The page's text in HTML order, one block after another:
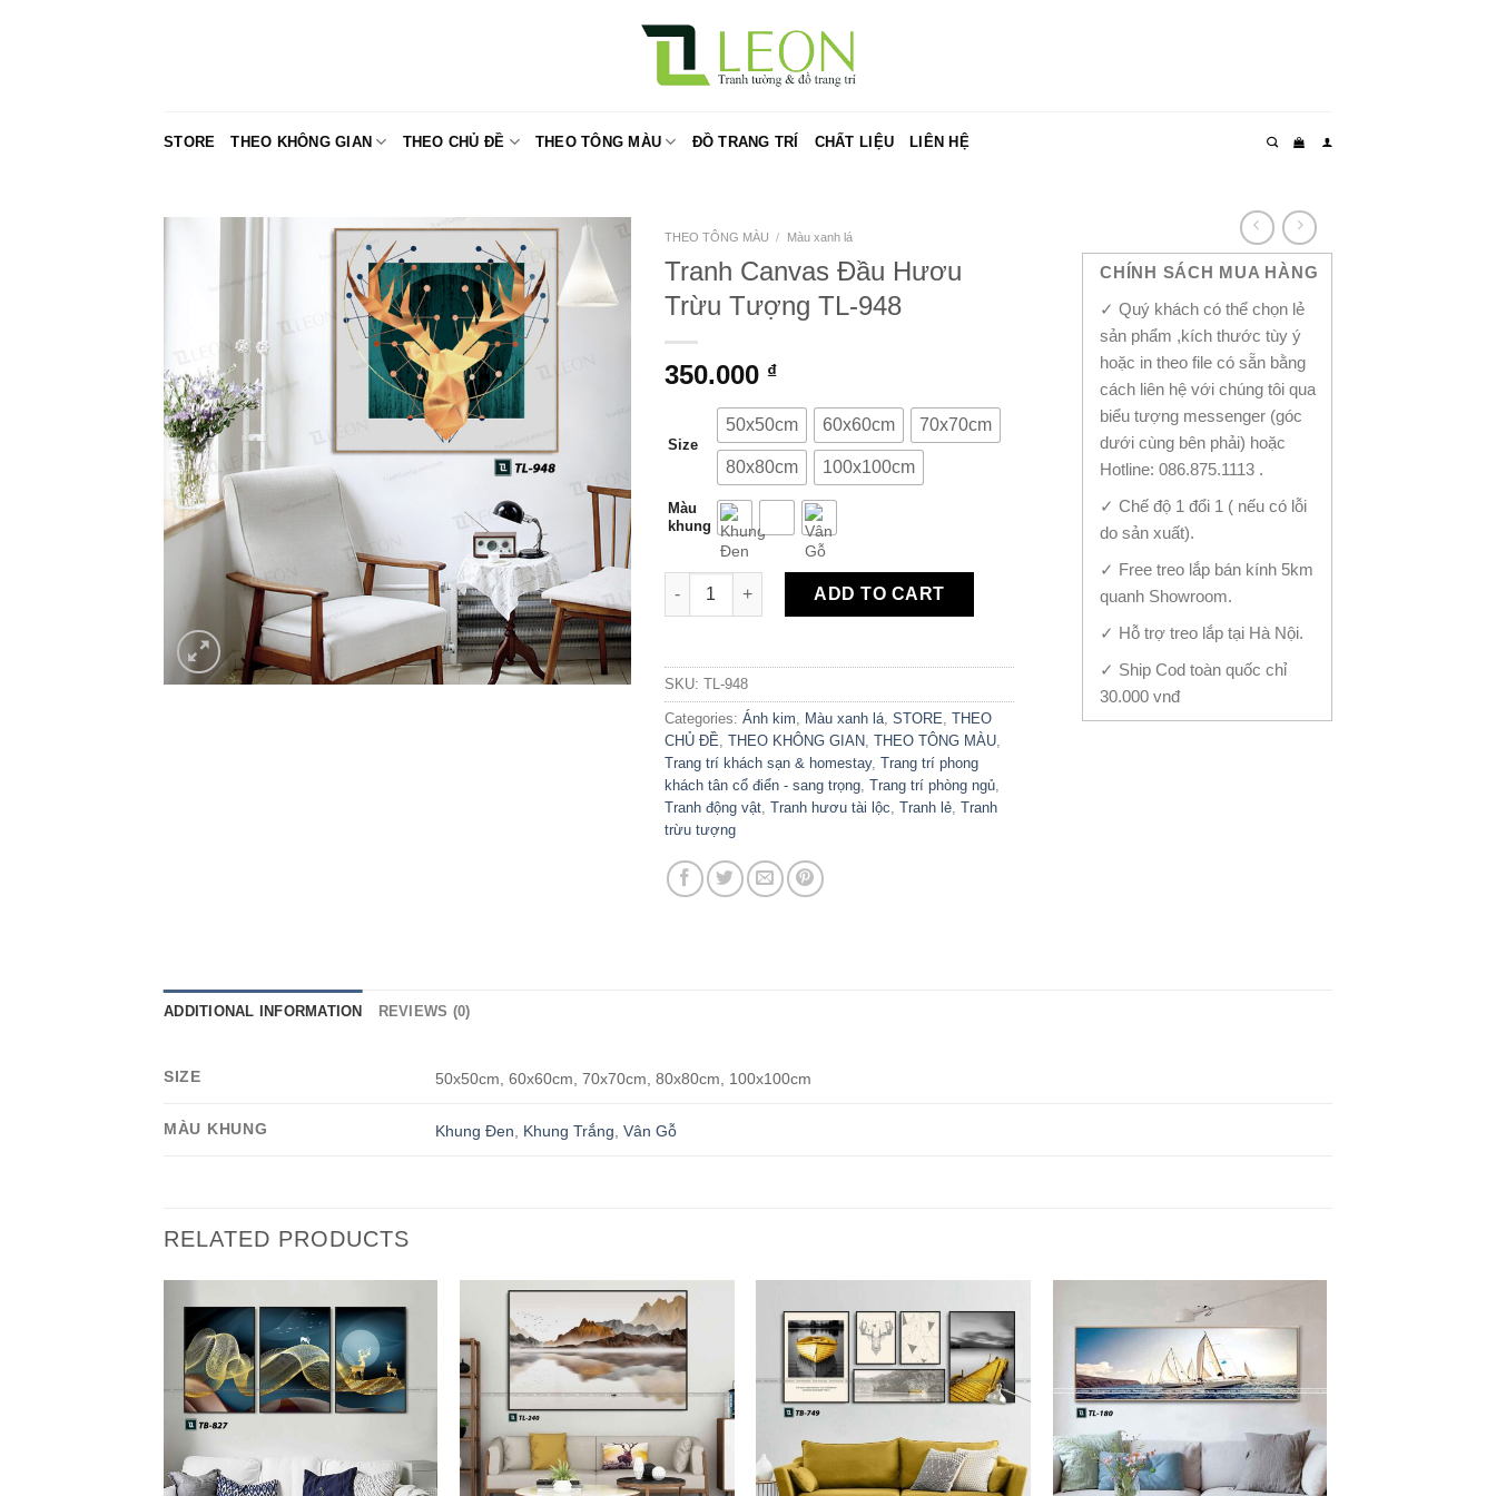
STORE THEO KHÔNG GIAN THEO CHỦ ĐỀ THEO TÔNG MÀU ĐỒ TRANG TRÍ CHẤT LIỆU LIÊN HỆ
THEO TÔNG MÀU / Màu xanh lá
Tranh Canvas Đầu Hươu
Trừu Tượng TL-948
350.000 ₫
Size
50x50cm 60x60cm 70x70cm
80x80cm 100x100cm
Màu
khung
Tranh Canvas Đầu Hươu Trừu Tượng TL-948 quantity
ADD TO CART
SKU: TL-948
Categories: Ánh kim Màu xanh lá STORE THEO
CHỦ ĐỀ THEO KHÔNG GIAN THEO TÔNG MÀU
Trang trí khách sạn & homestay, Trang trí phong
khách tân cổ điển - sang trọng Trang trí phòng ngủ
Tranh động vật Tranh hươu tài lộc Tranh lẻ Tranh
trừu tượng
CHÍNH SÁCH MUA HÀNG
✓ Quý khách có thể chọn lẻ
sản phẩm ,kích thước tùy ý
hoặc in theo file có sẵn bằng
cách liên hệ với chúng tôi qua
biểu tượng messenger (góc
dưới cùng bên phải) hoặc
Hotline: 086.875.1113 .
✓ Chế độ 1 đổi 1 ( nếu có lỗi
do sản xuất).
✓ Free treo lắp bán kính 5km
quanh Showroom.
✓ Hỗ trợ treo lắp tại Hà Nội.
✓ Ship Cod toàn quốc chỉ
30.000 vnđ
ADDITIONAL INFORMATION REVIEWS (0)
SIZE 50x50cm, 60x60cm, 70x70cm, 80x80cm, 100x100cm
MÀU KHUNG Khung Đen Khung Trắng ,Vân Gỗ
RELATED PRODUCTS